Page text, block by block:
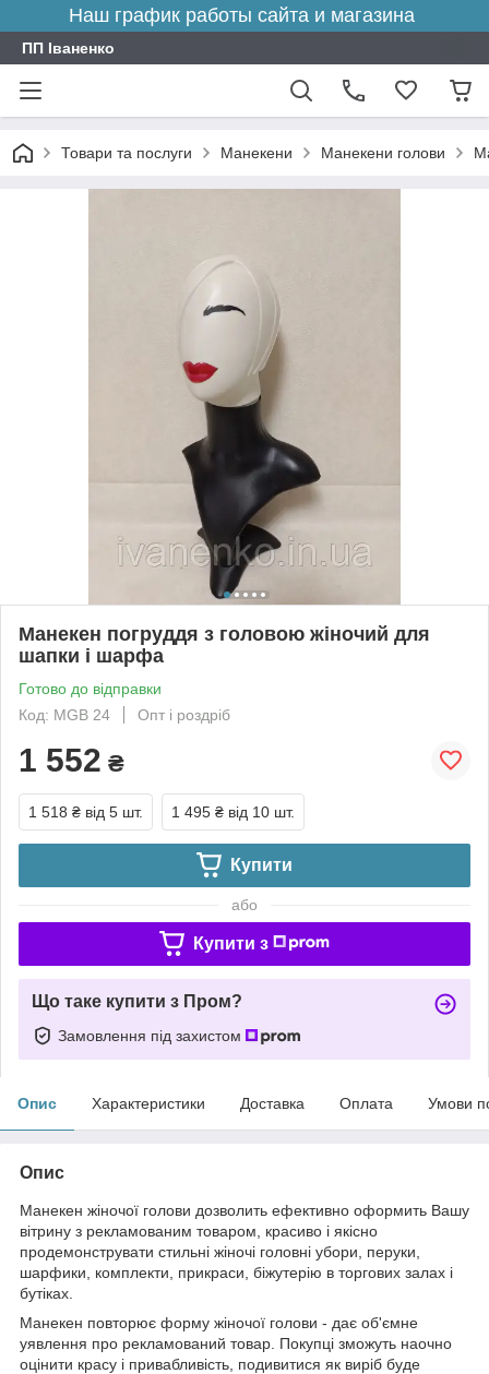
Наш график работы сайта и магазина
ПП Іваненко
Товари та послуги Манекени Манекени голови
Манекен погруддя з головою жіночий для
шапки і шарфа
Готово до відправки
Код: МGВ 24
Опт і роздріб
1 552 ₴
1 518 ₴ від 5 шт. 1 495 ₴ від 10 шт.
Купити
або
Купити з
Що таке купити з Пром?
Замовлення під захистом
Опис Характеристики Доставка Оплата Умови
Опис
Манекен жіночої голови дозволить ефективно оформить Вашу
вітрину з рекламованим товаром, красиво і якісно
продемонструвати стильні жіночі головні убори, перуки,
шарфики, комплекти, прикраси, біжутерію в торгових залах і
бутіках.
Манекен повторює форму жіночої голови - дає об'ємне
уявлення про рекламований товар. Покупці зможуть наочно
оцінити красу і привабливість, подивитися як виріб буде